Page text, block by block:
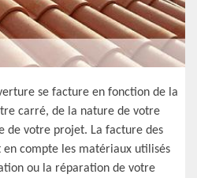
se facture en fonction de la
carré, de la nature de votre
de votre projet. La facture des
compte les matériaux utilisés
ou la réparation de votre